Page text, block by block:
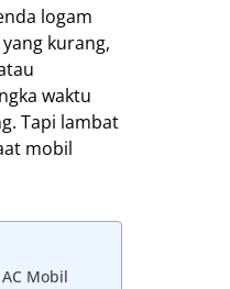
logam
kurang,
waktu
Tapi lambat
mobil
Mobil